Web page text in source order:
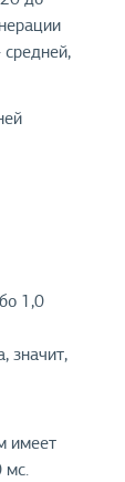
1,0
значит,
имеет
мс.